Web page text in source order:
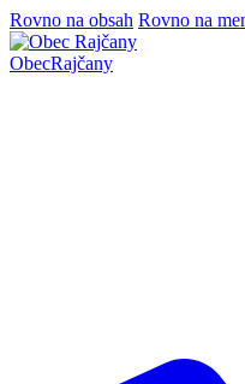
Rovno na obsah Rovno na
ObecRajčany